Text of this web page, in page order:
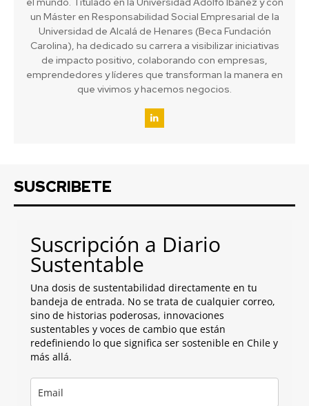
un Máster en Responsabilidad Social Empresarial de la
Universidad de Alcalá de Henares (Beca Fundación
Carolina), ha dedicado su carrera a visibilizar iniciativas
de impacto positivo, colaborando con empresas,
emprendedores y líderes que transforman la manera en
que vivimos y hacemos negocios.
SUSCRIBETE
Suscripción a Diario
Sustentable
Una dosis de sustentabilidad directamente en tu
bandeja de entrada. No se trata de cualquier correo,
sino de historias poderosas, innovaciones
sustentables y voces de cambio que están
redefiniendo lo que significa ser sostenible en Chile y
más allá.